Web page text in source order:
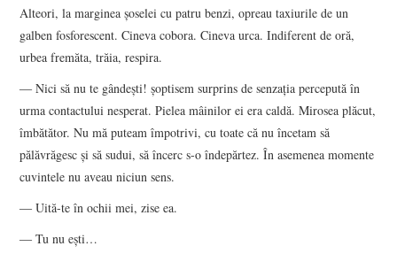
Alteori, la marginea şoselei cu patru benzi, opreau taxiurile de un
galben fosforescent. Cineva cobora. Cineva urca. Indiferent de oră,
urbea fremăta, trăia, respira.
― Nici să nu te gândeşti! şoptisem surprins de senzaţia percepută în
urma contactului nesperat. Pielea mâinilor ei era caldă. Mirosea plăcut,
îmbătător. Nu mă puteam împotrivi, cu toate că nu încetam să
pălăvrăgesc şi să sudui, să încerc s-o îndepărtez. În asemenea momente
cuvintele nu aveau niciun sens.
― Uită-te în ochii mei, zise ea.
― Tu nu eşti…